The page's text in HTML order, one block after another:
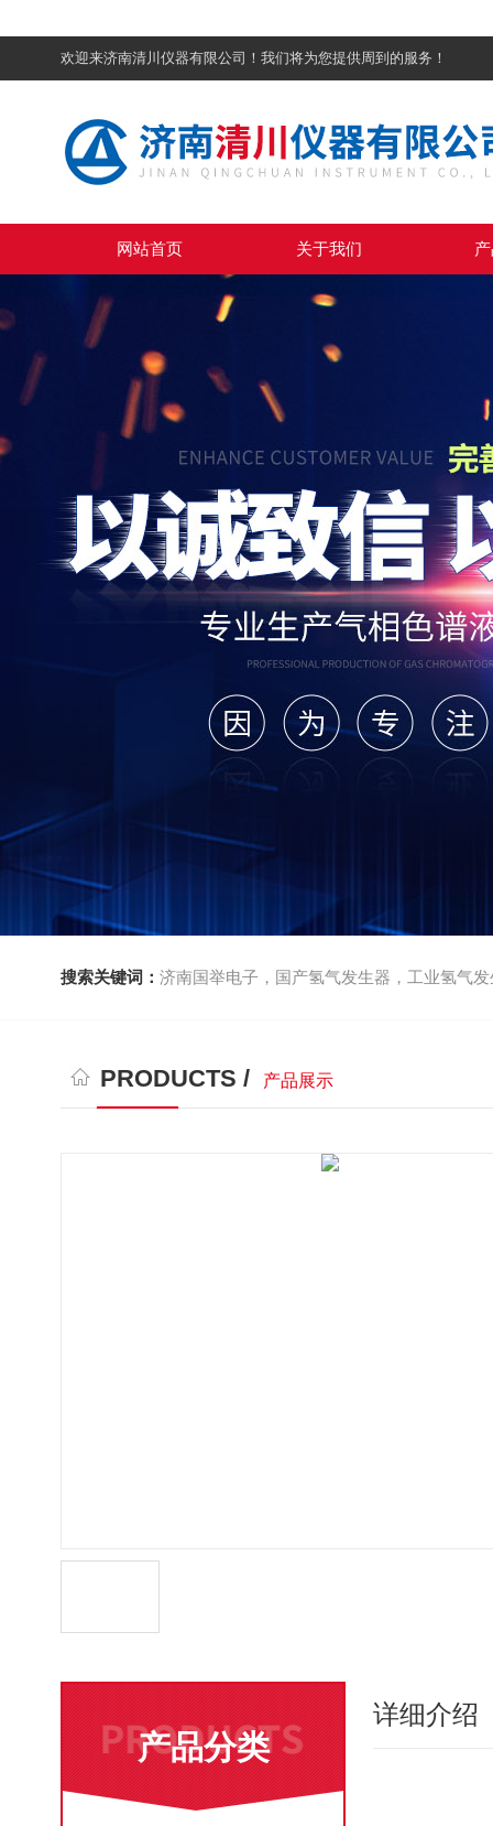
欢迎来济南清川仪器有限公司！我们将为您提供周到的服务！
网站首页 关于我们
搜索关键词： 济南国举电子，国产氢气发生器，工业氢气
PRODUCTS / 产品展示
产品分类
详细介绍